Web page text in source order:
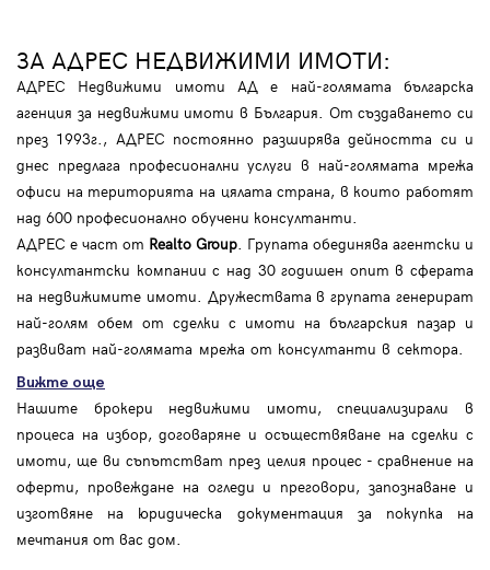
ЗА АДРЕС НЕДВИЖИМИ ИМОТИ:
АДРЕС Недвижими имоти АД е най-голямата българска
агенция за недвижими имоти в България. От създаването си
през 1993г., АДРЕС постоянно разширява дейността си и
днес предлага професионални услуги в най-голямата мрежа
офиси на територията на цялата страна, в които работят
над 600 професионално обучени консултанти.
АДРЕС е част от Realto Group. Групата обединява агентски и
консултантски компании с над 30 годишен опит в сферата
на недвижимите имоти. Дружествата в групата генерират
най-голям обем от сделки с имоти на българския пазар и
развиват най-голямата мрежа от консултанти в сектора.
Вижте още
Нашите брокери недвижими имоти, специализирали в
процеса на избор, договаряне и осъществяване на сделки с
имоти, ще ви съпътстват през целия процес - сравнение на
оферти, провеждане на огледи и преговори, запознаване и
изготвяне на юридическа документация за покупка на
мечтания от вас дом.